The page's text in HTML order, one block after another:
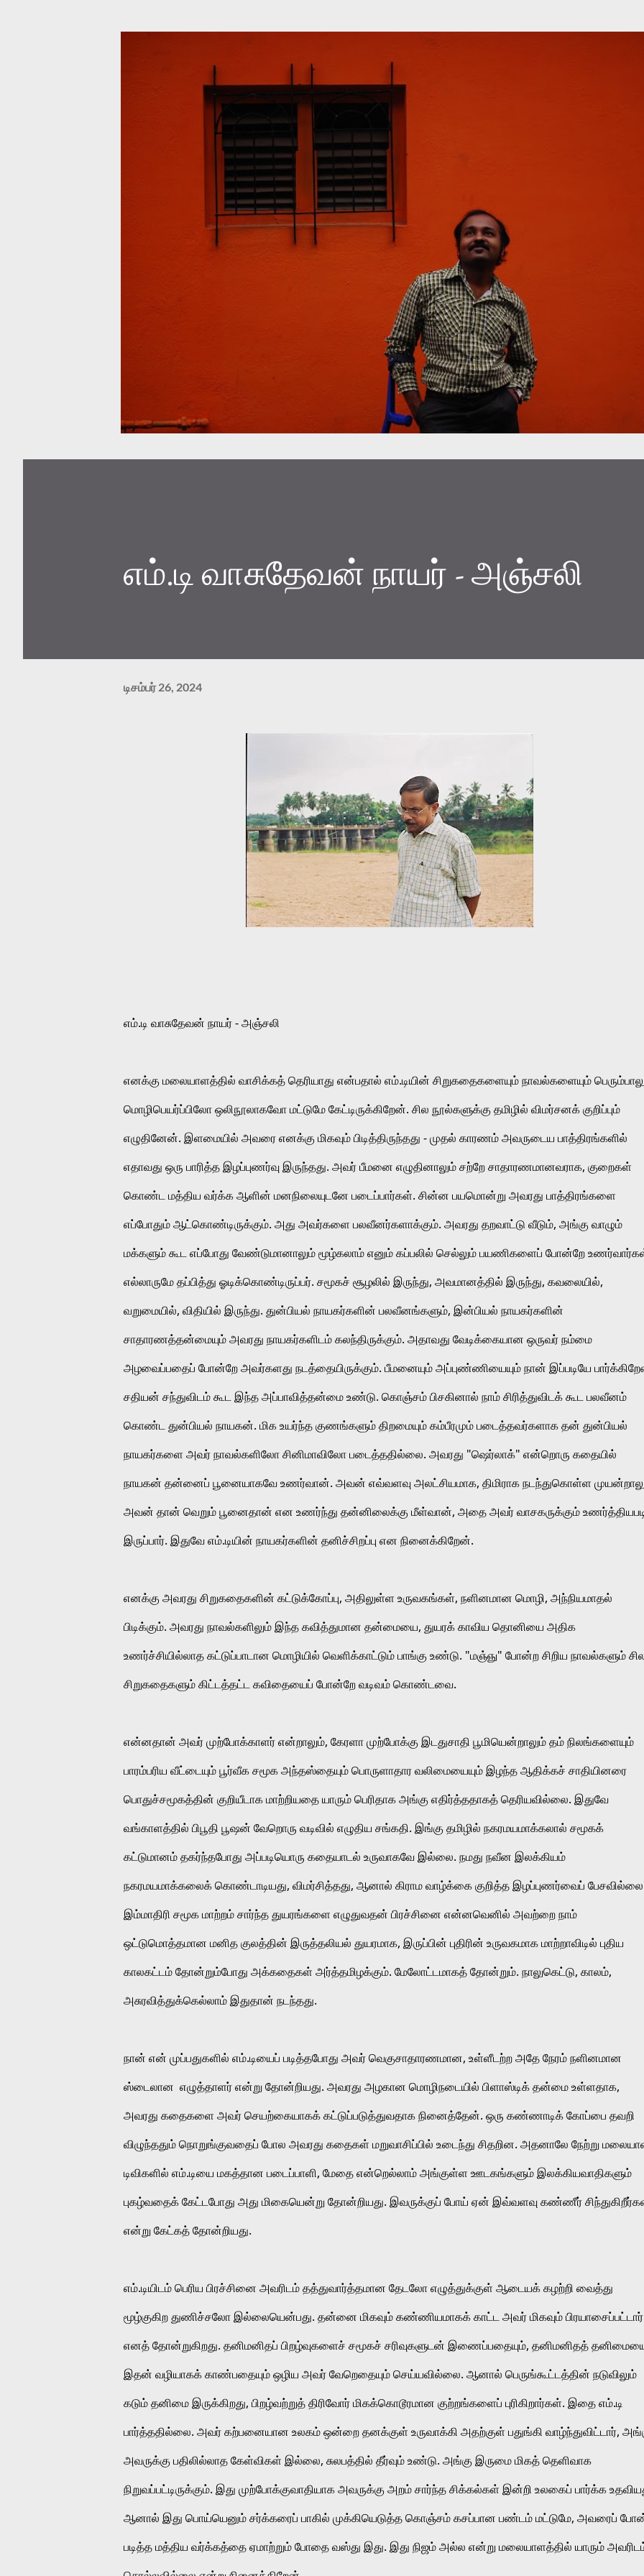
எம்.டி வாசுதேவன் நாயர் - அஞ்சலி
டிசம்பர் 26, 2024
எம்.டி வாசுதேவன் நாயர் - அஞ்சலி
எனக்கு மலையாளத்தில் வாசிக்கத் தெரியாது என்பதால் எம்.டியின் சிறுகதைகளையும் நாவல்களையும்
மொழிபெயர்ப்பிலோ ஒலிநூலாகவோ மட்டுமே கேட்டிருக்கிறேன். சில நூல்களுக்கு தமிழில் விமர்சனக் குறிப்பும்
எழுதினேன். இளமையில் அவரை எனக்கு மிகவும் பிடித்திருந்தது - முதல் காரணம் அவருடைய பாத்திரங்களில்
எதாவது ஒரு பாரித்த இழப்புணர்வு இருந்தது. அவர் பீமனை எழுதினாலும் சற்றே சாதாரணமானவராக, குறைகள்
கொண்ட மத்திய வர்க்க ஆளின் மனநிலையுடனே படைப்பார்கள். சின்ன பயமொன்று அவரது பாத்திரங்களை
எப்போதும் ஆட்கொண்டிருக்கும். அது அவர்களை பலவீனர்களாக்கும். அவரது தறவாட்டு வீடும், அங்கு வாழும்
மக்களும் கூட எப்போது வேண்டுமானாலும் மூழ்கலாம் எனும் கப்பலில் செல்லும் பயணிகளைப் போன்றே
எல்லாருமே தப்பித்து ஓடிக்கொண்டிருப்பர். சமூகச் சூழலில் இருந்து, அவமானத்தில் இருந்து, கவலையில்,
வறுமையில், விதியில் இருந்து. துன்பியல் நாயகர்களின் பலவீனங்களும், இன்பியல் நாயகர்களின்
சாதாரணத்தன்மையும் அவரது நாயகர்களிடம் கலந்திருக்கும். அதாவது வேடிக்கையான ஒருவர் நம்மை
அழவைப்பதைப் போன்றே அவர்களது நடத்தையிருக்கும். பீமனையும் அப்புண்ணியையும் நான் இப்படியே
சதியன் சந்துவிடம் கூட இந்த அப்பாவித்தன்மை உண்டு. கொஞ்சம் பிசகினால் நாம் சிரித்துவிடக் கூட பலவீனம்
கொண்ட துன்பியல் நாயகன். மிக உயர்ந்த குணங்களும் திறமையும் கம்பீரமும் படைத்தவர்களாக தன் துன்பியல்
நாயகர்களை அவர் நாவல்களிலோ சினிமாவிலோ படைத்ததில்லை. அவரது "ஷெர்லாக்" என்றொரு கதையில்
நாயகன் தன்னைப் பூனையாகவே உணர்வான். அவன் எவ்வளவு அலட்சியமாக, திமிராக நடந்துகொள்ள
அவன் தான் வெறும் பூனைதான் என உணர்ந்து தன்னிலைக்கு மீள்வான், அதை அவர் வாசகருக்கும்
இருப்பார். இதுவே எம்.டியின் நாயகர்களின் தனிச்சிறப்பு என நினைக்கிறேன்.
எனக்கு அவரது சிறுகதைகளின் கட்டுக்கோப்பு, அதிலுள்ள உருவகங்கள், நளினமான மொழி, அந்நியமாதல்
பிடிக்கும். அவரது நாவல்களிலும் இந்த கவித்துமான தன்மையை, துயரக் காவிய தொனியை அதிக
உணர்ச்சியில்லாத கட்டுப்பாடான மொழியில் வெளிக்காட்டும் பாங்கு உண்டு. "மஞ்ஞு" போன்ற சிறிய நாவல்களும்
சிறுகதைகளும் கிட்டத்தட்ட கவிதையைப் போன்றே வடிவம் கொண்டவை.
என்னதான் அவர் முற்போக்காளர் என்றாலும், கேரளா முற்போக்கு இடதுசாதி பூமியென்றாலும் தம் நிலங்களையும்
பாரம்பரிய வீட்டையும் பூர்வீக சமூக அந்தஸ்தையும் பொருளாதார வலிமையையும் இழந்த ஆதிக்கச் சாதியினரை
பொதுச்சமூகத்தின் குறியீடாக மாற்றியதை யாரும் பெரிதாக அங்கு எதிர்த்ததாகத் தெரியவில்லை. இதுவே
வங்காளத்தில் பிபூதி பூஷன் வேறொரு வடிவில் எழுதிய சங்கதி. இங்கு தமிழில் நகரமயமாக்கலால் சமூகக்
கட்டுமானம் தகர்ந்தபோது அப்படியொரு கதையாடல் உருவாகவே இல்லை. நமது நவீன இலக்கியம்
நகரமயமாக்கலைக் கொண்டாடியது, விமர்சித்தது, ஆனால் கிராம வாழ்க்கை குறித்த இழப்புணர்வைப்
இம்மாதிரி சமூக மாற்றம் சார்ந்த துயரங்களை எழுதுவதன் பிரச்சினை என்னவெனில் அவற்றை நாம்
ஒட்டுமொத்தமான மனித குலத்தின் இருத்தலியல் துயரமாக, இருப்பின் புதிரின் உருவகமாக மாற்றாவிடில் புதிய
காலகட்டம் தோன்றும்போது அக்கதைகள் அர்த்தமிழக்கும். மேலோட்டமாகத் தோன்றும். நாலுகெட்டு, காலம்,
அசுரவித்துக்கெல்லாம் இதுதான் நடந்தது.
நான் என் முப்பதுகளில் எம்.டியைப் படித்தபோது அவர் வெகுசாதாரணமான, உள்ளீடற்ற அதே நேரம் நளினமான
ஸ்டைலான  எழுத்தாளர் என்று தோன்றியது. அவரது அழகான மொழிநடையில் பிளாஸ்டிக் தன்மை உள்ளதாக,
அவரது கதைகளை அவர் செயற்கையாகக் கட்டுப்படுத்துவதாக நினைத்தேன். ஒரு கண்ணாடிக் கோப்பை தவறி
விழுந்ததும் நொறுங்குவதைப் போல அவரது கதைகள் மறுவாசிப்பில் உடைந்து சிதறின. அதனாலே நேற்று
டிவிகளில் எம்.டியை மகத்தான படைப்பாளி, மேதை என்றெல்லாம் அங்குள்ள ஊடகங்களும் இலக்கியவாதிகளும்
புகழ்வதைக் கேட்டபோது அது மிகையென்று தோன்றியது. இவருக்குப் போய் ஏன் இவ்வளவு கண்ணீர்
என்று கேட்கத் தோன்றியது.
எம்.டியிடம் பெரிய பிரச்சினை அவரிடம் தத்துவார்த்தமான தேடலோ எழுத்துக்குள் ஆடையக் கழற்றி வைத்து
மூழ்குகிற துணிச்சலோ இல்லையென்பது. தன்னை மிகவும் கண்ணியமாகக் காட்ட அவர் மிகவும் பிரயாசைப்பட்டார்
எனத் தோன்றுகிறது. தனிமனிதப் பிறழ்வுகளைச் சமூகச் சரிவுகளுடன் இணைப்பதையும், தனிமனிதத்
இதன் வழியாகக் காண்பதையும் ஒழிய அவர் வேறெதையும் செய்யவில்லை. ஆனால் பெருங்கூட்டத்தின் நடுவிலும்
கடும் தனிமை இருக்கிறது, பிறழ்வற்றுத் திரிவோர் மிகக்கொடூரமான குற்றங்களைப் புரிகிறார்கள். இதை எம்.டி
பார்த்ததில்லை. அவர் கற்பனையான உலகம் ஒன்றை தனக்குள் உருவாக்கி அதற்குள் பதுங்கி வாழ்ந்துவிட்டார்,
அவருக்கு பதிலில்லாத கேள்விகள் இல்லை, சுலபத்தில் தீர்வும் உண்டு. அங்கு இருமை மிகத் தெளிவாக
நிறுவப்பட்டிருக்கும். இது முற்போக்குவாதியாக அவருக்கு அறம் சார்ந்த சிக்கல்கள் இன்றி உலகைப் பார்க்க
ஆனால் இது பொய்யெனும் சர்க்கரைப் பாகில் முக்கியெடுத்த கொஞ்சம் கசப்பான பண்டம் மட்டுமே, அவரைப்
படித்த மத்திய வர்க்கத்தை ஏமாற்றும் போதை வஸ்து இது. இது நிஜம் அல்ல என்று மலையாளத்தில் யாரும்